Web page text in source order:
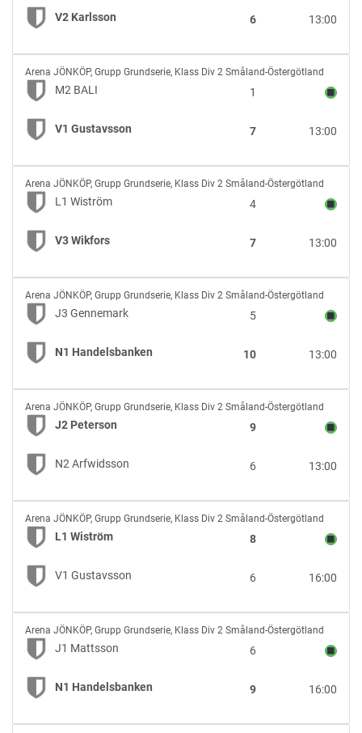
V2
Karlsson
V2 Karlsson 13:00
6
M2
BALI
vs
V1
Gustavsson
Arena JÖNKÖP, Grupp Grundserie, Klass Div 2 Småland-Östergötland
M2 BALI 1
V1 Gustavsson 13:00
7
L1
Wiström
vs
V3
Wikfors
Arena JÖNKÖP, Grupp Grundserie, Klass Div 2 Småland-Östergötland
L1 Wiström 4
V3 Wikfors 13:00
7
J3
Gennemark
vs
N1
Handelsbanken
Arena JÖNKÖP, Grupp Grundserie, Klass Div 2 Småland-Östergötland
J3 Gennemark 5
N1 Handelsbanken 13:00
10
J2
Peterson
vs
N2
Arfwidsson
Arena JÖNKÖP, Grupp Grundserie, Klass Div 2 Småland-Östergötland
J2 Peterson 9
N2 Arfwidsson 13:00
6
L1
Wiström
vs
V1
Gustavsson
Arena JÖNKÖP, Grupp Grundserie, Klass Div 2 Småland-Östergötland
L1 Wiström 8
V1 Gustavsson 16:00
6
J1
Mattsson
vs
N1
Handelsbanken
Arena JÖNKÖP, Grupp Grundserie, Klass Div 2 Småland-Östergötland
J1 Mattsson 6
N1 Handelsbanken 16:00
9